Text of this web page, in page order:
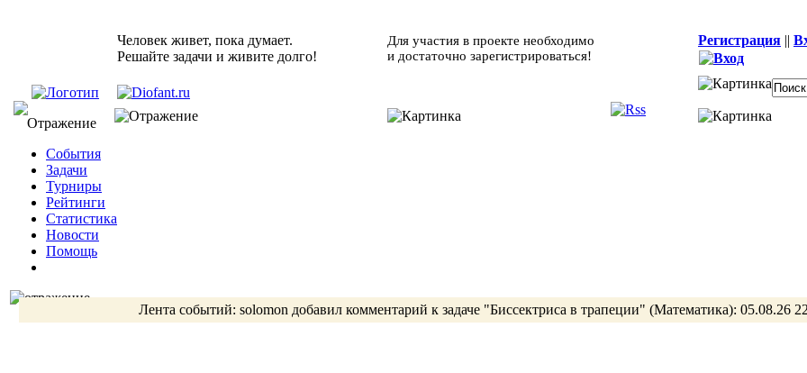
Человек живет, пока думает.
Решайте задачи и живите долго!
Для участия в проекте необходимо
и достаточно зарегистрироваться!
Регистрация ||
События
Задачи
Турниры
Рейтинги
Статистика
Новости
Помощь
Лента событий: solomon добавил комментарий к задаче "Биссектриса в трапеции" (Математика): 05.08.26